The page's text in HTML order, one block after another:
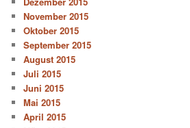
November 2015
Oktober 2015
September 2015
August 2015
Juli 2015
Juni 2015
Mai 2015
April 2015